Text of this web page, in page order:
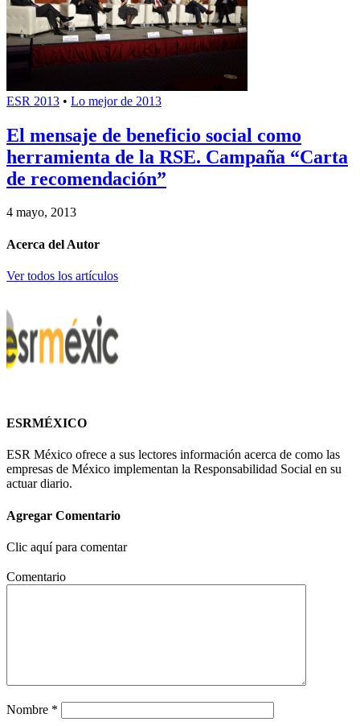
ESR 2013 • Lo mejor de 2013
El mensaje de beneficio social como
herramienta de la RSE. Campaña “Carta
de recomendación”
4 mayo, 2013
Acerca del Autor
Ver todos los artículos
ESRMÉXICO
ESR México ofrece a sus lectores información acerca de como las
empresas de México implementan la Responsabilidad Social en su
actuar diario.
Agregar Comentario
Clic aquí para comentar
Comentario
Nombre *